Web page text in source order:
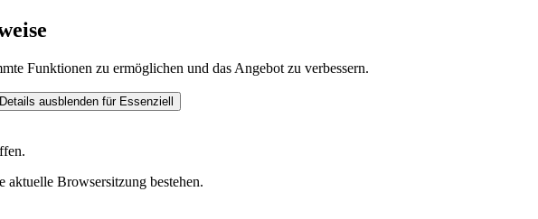
Funktionen zu ermöglichen und das Angebot zu verbessern.
Details ausblenden für Essenziell
Browsersitzung bestehen.